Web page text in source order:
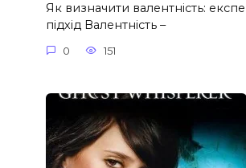
Як визначити валентність:
підхід Валентність –
0 151